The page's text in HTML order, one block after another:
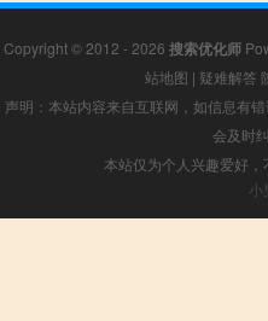
Copyright © 2012 - 2026 搜索优化师
站地图 | 疑难解答
声明：本站内容来自互联网，如信息有
会及时
本站仅为个人兴趣爱好
小